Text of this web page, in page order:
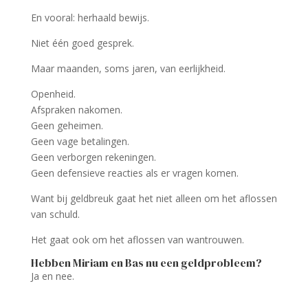
En vooral: herhaald bewijs.
Niet één goed gesprek.
Maar maanden, soms jaren, van eerlijkheid.
Openheid.
Afspraken nakomen.
Geen geheimen.
Geen vage betalingen.
Geen verborgen rekeningen.
Geen defensieve reacties als er vragen komen.
Want bij geldbreuk gaat het niet alleen om het aflossen
van schuld.
Het gaat ook om het aflossen van wantrouwen.
Hebben Miriam en Bas nu een geldprobleem?
Ja en nee.